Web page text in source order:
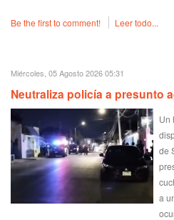
Be the first to comment! Leer todo...
Miércoles, 05 Agosto 2026 05:31
Neutraliza policía a presunto
Un
de
a